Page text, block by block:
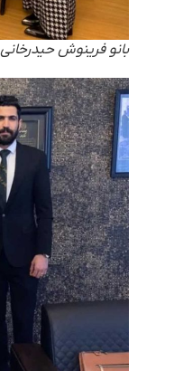
بانو فرینوش حیدرخانی